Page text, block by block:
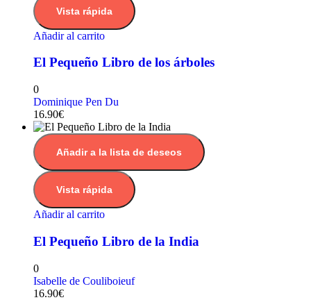
Vista rápida
Añadir al carrito
El Pequeño Libro de los árboles
0
Dominique Pen Du
16.90€
Añadir a la lista de deseos
Vista rápida
Añadir al carrito
El Pequeño Libro de la India
0
Isabelle de Couliboieuf
16.90€